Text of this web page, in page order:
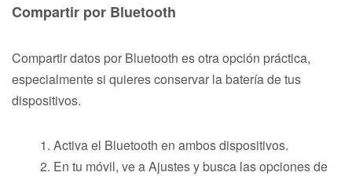
Compartir por Bluetooth
Compartir datos por Bluetooth es otra opción práctica,
especialmente si quieres conservar la batería de tus
dispositivos.
Activa el Bluetooth en ambos dispositivos.
En tu móvil, ve a Ajustes y busca las opciones de